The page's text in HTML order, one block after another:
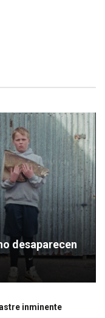
desaparecen
inminente